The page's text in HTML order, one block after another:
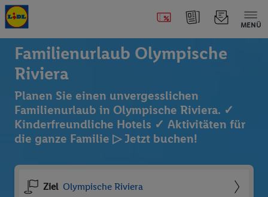
MENÜ
Familienurlaub Olympische
Riviera
Planen Sie einen unvergesslichen
Familienurlaub in Olympische Riviera. ✓
Kinderfreundliche Hotels ✓ Aktivitäten für
die ganze Familie ▷ Jetzt buchen!
Ziel Olympische Riviera